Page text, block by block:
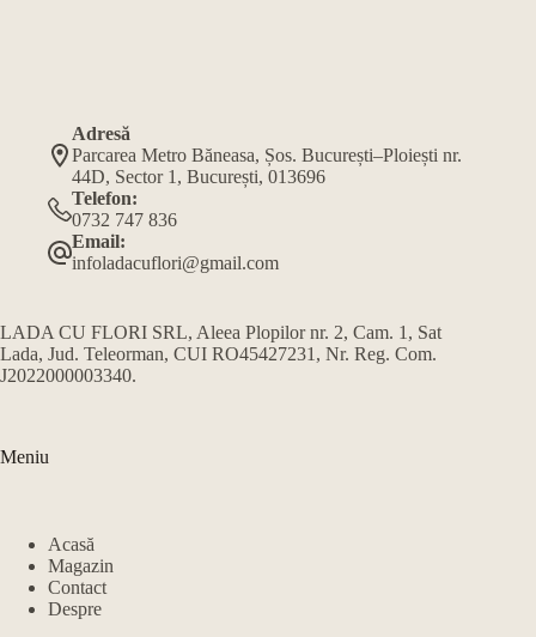
Adresă
Parcarea Metro Băneasa, Șos. București–Ploiești nr.
44D, Sector 1, București, 013696
Telefon:
0732 747 836
Email:
infoladacuflori@gmail.com
LADA CU FLORI SRL, Aleea Plopilor nr. 2, Cam. 1, Sat
Lada, Jud. Teleorman, CUI RO45427231, Nr. Reg. Com.
J2022000003340.
Meniu
Acasă
Magazin
Contact
Despre